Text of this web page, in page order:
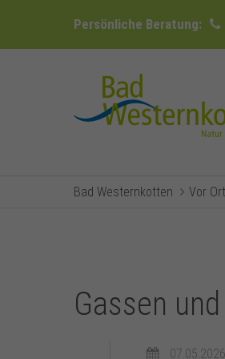
Persönliche Beratung:
Bad Westernkotten Vor Ort
Gassen